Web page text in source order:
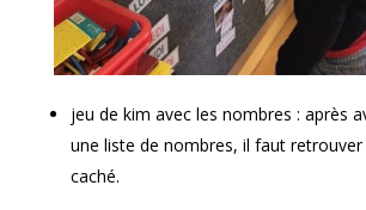
jeu de kim avec les nombres : après
une liste de nombres, il faut retrouver
caché.